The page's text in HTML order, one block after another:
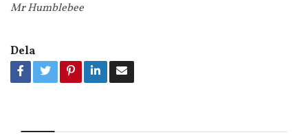
Mr Humblebee
Dela